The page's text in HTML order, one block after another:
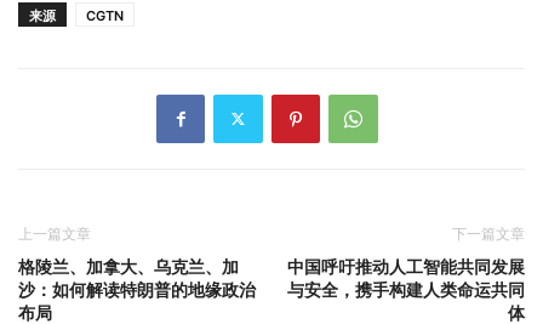
来源 CGTN
上一篇文章
格陵兰、加拿大、乌克兰、加
沙：如何解读特朗普的地缘政治
布局
下一篇文章
中国呼吁推动人工智能共同发展
与安全，携手构建人类命运共同
体